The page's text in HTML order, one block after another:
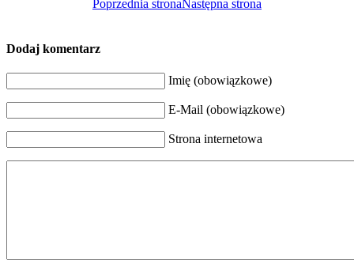
Poprzednia stronaNastępna strona
Dodaj komentarz
Imię (obowiązkowe)
E-Mail (obowiązkowe)
Strona internetowa